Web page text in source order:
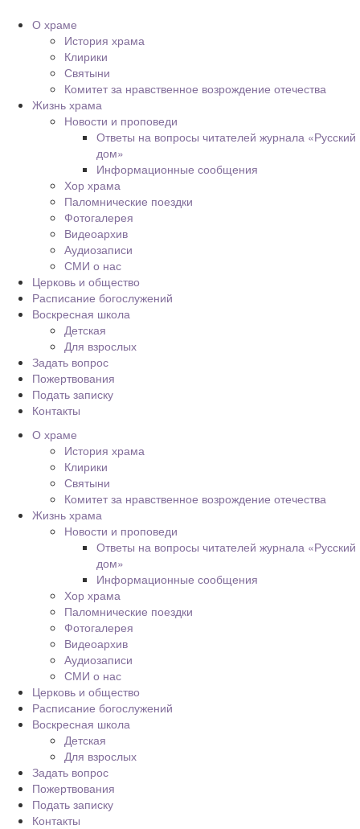
О храме
История храма
Клирики
Святыни
Комитет за нравственное возрождение отечества
Жизнь храма
Новости и проповеди
Ответы на вопросы читателей журнала «Русский
дом»
Информационные сообщения
Хор храма
Паломнические поездки
Фотогалерея
Видеоархив
Аудиозаписи
СМИ о нас
Церковь и общество
Расписание богослужений
Воскресная школа
Детская
Для взрослых
Задать вопрос
Пожертвования
Подать записку
Контакты
О храме
История храма
Клирики
Святыни
Комитет за нравственное возрождение отечества
Жизнь храма
Новости и проповеди
Ответы на вопросы читателей журнала «Русский
дом»
Информационные сообщения
Хор храма
Паломнические поездки
Фотогалерея
Видеоархив
Аудиозаписи
СМИ о нас
Церковь и общество
Расписание богослужений
Воскресная школа
Детская
Для взрослых
Задать вопрос
Пожертвования
Подать записку
Контакты